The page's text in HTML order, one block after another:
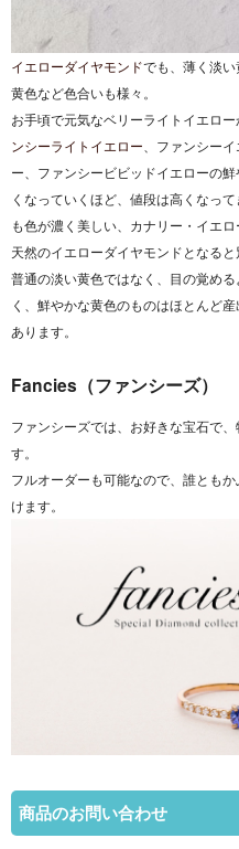
イエローダイヤモンドでも、薄く淡
黄色など色合いも様々。
お手頃で元気なベリーライトイエロ
ンシーライトイエロー 、ファンシー
ー、ファンシービビッドイエローの
くなっていくほど、値段は高くなっ
も色が濃く美しい、カナリー・イエ
天然のイエローダイヤモンドとなると
普通の淡い黄色ではなく、目の覚め
く、鮮やかな黄色のものはほとんど
あります。
Fancies（ファンシーズ）
ファンシーズでは、お好きな宝石で
す。
フルオーダーも可能なので、誰とも
けます。
商品のお問い合わせ